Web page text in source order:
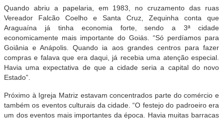
Quando abriu a papelaria, em 1983, no cruzamento das ruas
Vereador Falcão Coelho e Santa Cruz, Zequinha conta que
Araguaína já tinha economia forte, sendo a 3ª cidade
economicamente mais importante do Goiás. “Só perdíamos para
Goiânia e Anápolis. Quando ia aos grandes centros para fazer
compras e falava que era daqui, já recebia uma atenção especial.
Havia uma expectativa de que a cidade seria a capital do novo
Estado”.
Próximo à Igreja Matriz estavam concentrados parte do comércio e
também os eventos culturais da cidade. “O festejo do padroeiro era
um dos eventos mais importantes da época. Havia muitas barracas